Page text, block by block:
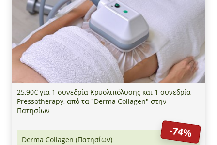
25,90€ για 1 συνεδρία Κρυολιπόλυσης και 1 συνεδρία
Pressotherapy, από τα "Derma Collagen" στην
Πατησίων
-74%
Derma Collagen (Πατησίων)